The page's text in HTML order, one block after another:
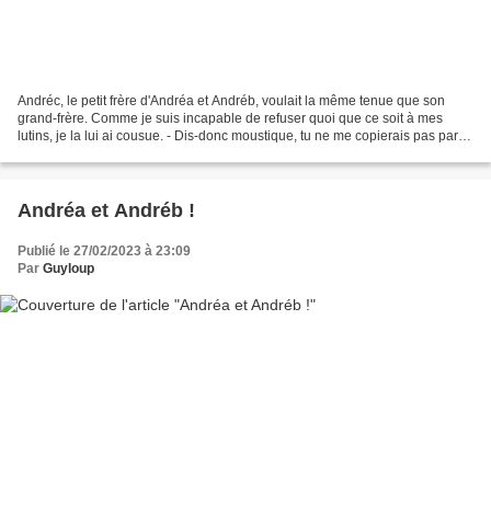
Andréc, le petit frère d'Andréa et Andréb, voulait la même tenue que son
grand-frère. Comme je suis incapable de refuser quoi que ce soit à mes
lutins, je la lui ai cousue. - Dis-donc moustique, tu ne me copierais pas par
Andréa et Andréb !
Publié le 27/02/2023 à 23:09
Par Guyloup